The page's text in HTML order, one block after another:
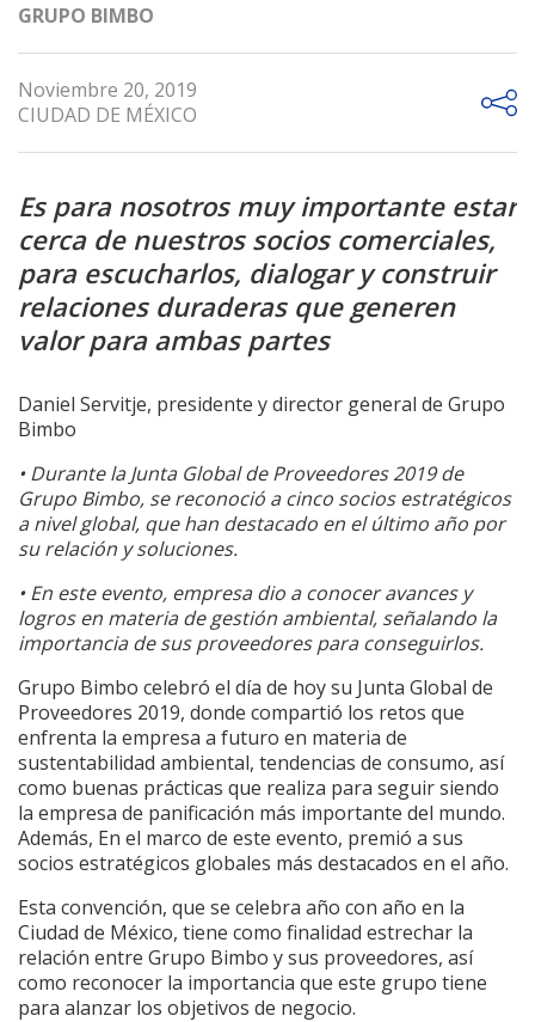
GRUPO BIMBO
Noviembre 20, 2019
CIUDAD DE MÉXICO
Es para nosotros muy importante estar
cerca de nuestros socios comerciales,
para escucharlos, dialogar y construir
relaciones duraderas que generen
valor para ambas partes
Daniel Servitje, presidente y director general de Grupo
Bimbo
• Durante la Junta Global de Proveedores 2019 de
Grupo Bimbo, se reconoció a cinco socios estratégicos
a nivel global, que han destacado en el último año por
su relación y soluciones.
• En este evento, empresa dio a conocer avances y
logros en materia de gestión ambiental, señalando la
importancia de sus proveedores para conseguirlos.
Grupo Bimbo celebró el día de hoy su Junta Global de
Proveedores 2019, donde compartió los retos que
enfrenta la empresa a futuro en materia de
sustentabilidad ambiental, tendencias de consumo, así
como buenas prácticas que realiza para seguir siendo
la empresa de panificación más importante del mundo.
Además, En el marco de este evento, premió a sus
socios estratégicos globales más destacados en el año.
Esta convención, que se celebra año con año en la
Ciudad de México, tiene como finalidad estrechar la
relación entre Grupo Bimbo y sus proveedores, así
como reconocer la importancia que este grupo tiene
para alanzar los objetivos de negocio.